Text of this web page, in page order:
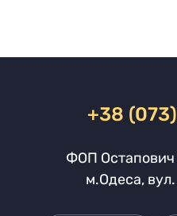
+38
ФОП Остапович
м.Одеса, вул.